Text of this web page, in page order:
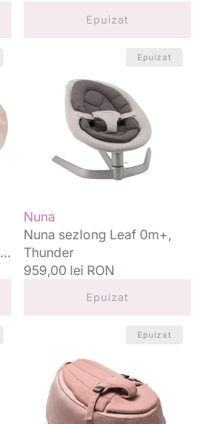
Epuizat
Thunder
Epuizat
Vânzător:
Nuna
Nuna sezlong Leaf 0m+,
Thunder
Preț
959,00 lei RON
Epuizat
multifunctional
Seat’n
Swing
0m+
Epuizat